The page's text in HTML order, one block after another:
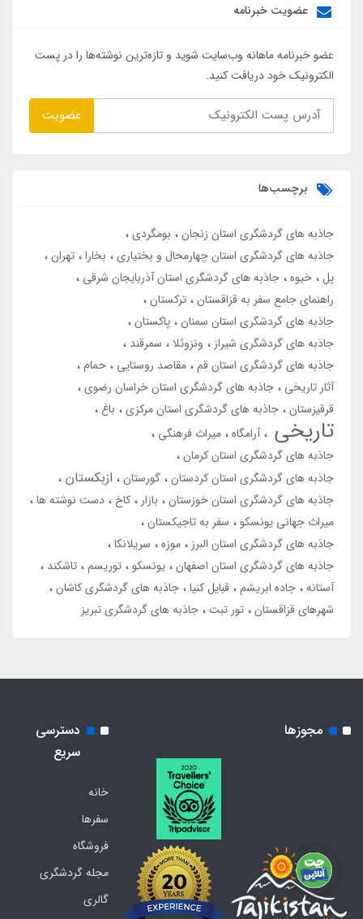
عضویت خبرنامه
عضو خبرنامه ماهانه وب‌سایت شوید و تازه‌ترین نوشته‌ها را در پست
الکترونیک خود دریافت کنید.
عضویت
برچسب‌ها
جاذبه های گردشگری استان زنجان
بومگردی
جاذبه های گردشگری استان چهارمحال و بختیاری
بخارا تهران
پل خیوه جاذبه های گردشگری استان آذربایجان شرقی
راهنمای جامع سفر به قزاقستان ترکستان
جاذبه های گردشگری استان سمنان پاکستان
جاذبه های گردشگری شیراز
ونزوئلا
سمرقند
جاذبه های گردشگری استان قم مقاصد روستایی
حمام
آثار تاریخی
جاذبه های گردشگری استان خراسان رضوی
قرقیزستان جاذبه های گردشگری استان مرکزی باغ
تاریخی آرامگاه میراث فرهنگی
جاذبه های گردشگری استان کرمان
جاذبه های گردشگری استان کردستان گورستان ازبکستان
جاذبه های گردشگری استان خوزستان بازار کاخ دست نوشته ها
میراث جهانی یونسکو
سفر به تاجیکستان
جاذبه های گردشگری استان البرز
موزه
سریلانکا
جاذبه های گردشگری استان اصفهان یونسکو توریسم تاشکند
آستانه جاده ابریشم قبایل کنیا جاذبه های گردشگری کاشان
شهرهای قزاقستان تور تبت جاذبه های گردشگری تبریز
مجوزها
دسترسی
سریع
خانه
سفرها
فروشگاه
مجله گردشگری
گالری